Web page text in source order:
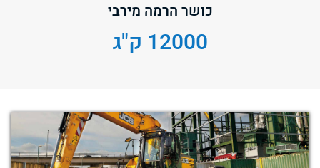
כושר הרמה מירבי
12000 ק"ג